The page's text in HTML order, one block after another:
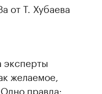
от Т. Хубаева
эксперты
желаемое,
правда: